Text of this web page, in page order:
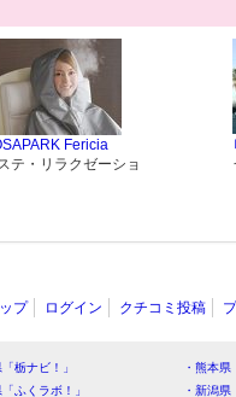
Fericia
テ・リラクゼーショ
プ ログイン クチコミ投稿
「栃ナビ！」 ・熊本県
「ふくラボ！」
・新潟県